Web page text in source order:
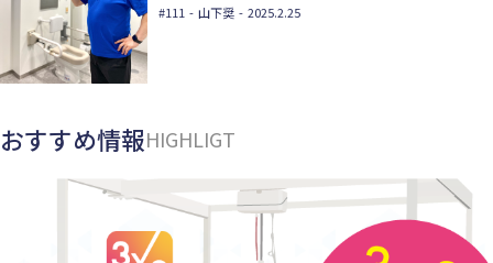
#111 - 山下奨 - 2025.2.25
おすすめ情報HIGHLIGT